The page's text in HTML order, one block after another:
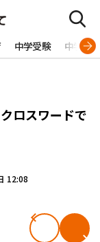
中学受験 中学生
ロスワードで
12:08